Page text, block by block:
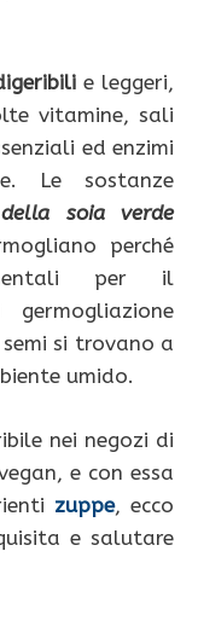
e leggeri,
vitamine, sali
ed enzimi
Le sostanze
soia verde
perché
per il
si trovano a
umido.
nei negozi di
e con essa
zuppe, ecco
e salutare